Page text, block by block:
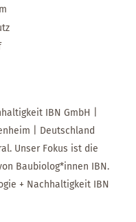
IBN GmbH |
| Deutschland
Unser Fokus ist die
Baubiolog*innen IBN.
+ Nachhaltigkeit IBN